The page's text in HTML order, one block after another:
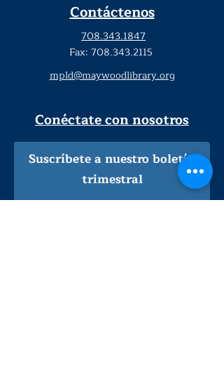
Contáctenos
708.343.1847
Fax: 708.343.2115
mpld@maywoodlibrary.org
Conéctate con nosotros
Suscríbete a nuestro boletín
trimestral